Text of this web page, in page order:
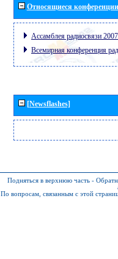
Относящиеся конференции
Ассамблея радиосвязи
Всемирная конференция
[Newsflashes]
Подняться в верхнюю часть -
По вопросам, связанным с этой